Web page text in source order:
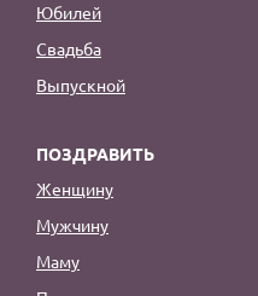
Юбилей
Свадьба
Выпускной
ПОЗДРАВИТЬ
Женщину
Мужчину
Маму